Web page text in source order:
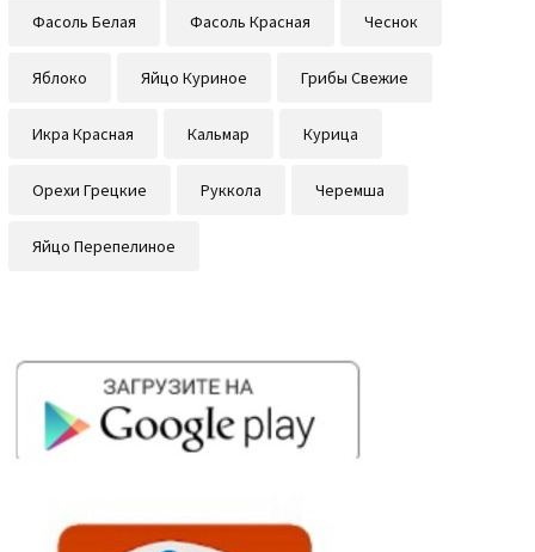
Фасоль Белая Фасоль Красная Чеснок
Яблоко Яйцо Куриное Грибы Свежие
Икра Красная Кальмар Курица
Орехи Грецкие Руккола Черемша
Яйцо Перепелиное